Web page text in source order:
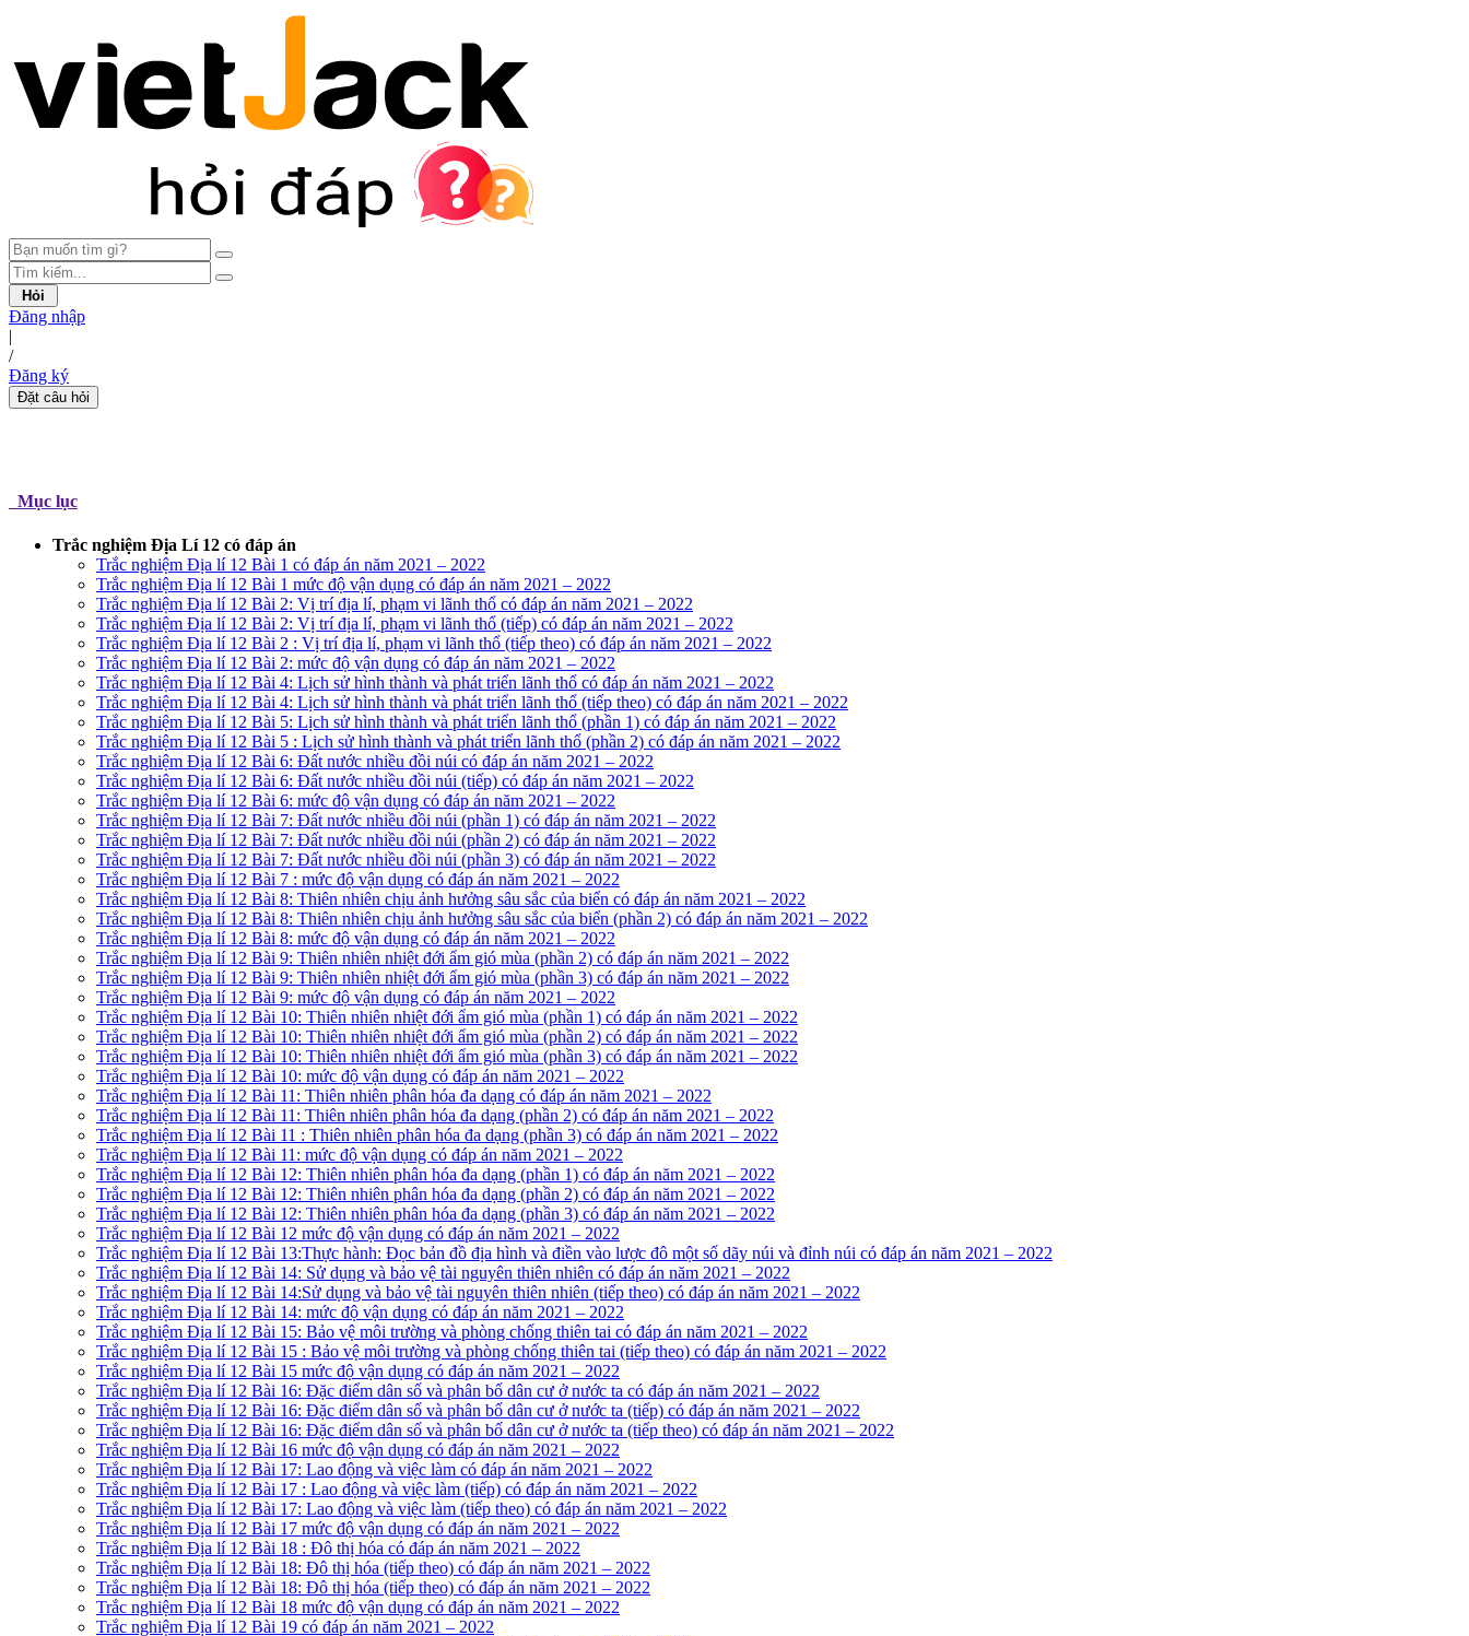
Hỏi
Đăng nhập
|
/
Đăng ký
Đặt câu hỏi
Mục lục
Trắc nghiệm Địa Lí 12 có đáp án
Trắc nghiệm Địa lí 12 Bài 1 có đáp án năm 2021 – 2022
Trắc nghiệm Địa lí 12 Bài 1 mức độ vận dụng có đáp án năm 2021 – 2022
Trắc nghiệm Địa lí 12 Bài 2: Vị trí địa lí, phạm vi lãnh thổ có đáp án năm 2021 – 2022
Trắc nghiệm Địa lí 12 Bài 2: Vị trí địa lí, phạm vi lãnh thổ (tiếp) có đáp án năm 2021 – 2022
Trắc nghiệm Địa lí 12 Bài 2 : Vị trí địa lí, phạm vi lãnh thổ (tiếp theo) có đáp án năm 2021 – 2022
Trắc nghiệm Địa lí 12 Bài 2: mức độ vận dụng có đáp án năm 2021 – 2022
Trắc nghiệm Địa lí 12 Bài 4: Lịch sử hình thành và phát triển lãnh thổ có đáp án năm 2021 – 2022
Trắc nghiệm Địa lí 12 Bài 4: Lịch sử hình thành và phát triển lãnh thổ (tiếp theo) có đáp án năm 2021 – 2022
Trắc nghiệm Địa lí 12 Bài 5: Lịch sử hình thành và phát triển lãnh thổ (phần 1) có đáp án năm 2021 – 2022
Trắc nghiệm Địa lí 12 Bài 5 : Lịch sử hình thành và phát triển lãnh thổ (phần 2) có đáp án năm 2021 – 2022
Trắc nghiệm Địa lí 12 Bài 6: Đất nước nhiều đồi núi có đáp án năm 2021 – 2022
Trắc nghiệm Địa lí 12 Bài 6: Đất nước nhiều đồi núi (tiếp) có đáp án năm 2021 – 2022
Trắc nghiệm Địa lí 12 Bài 6: mức độ vận dụng có đáp án năm 2021 – 2022
Trắc nghiệm Địa lí 12 Bài 7: Đất nước nhiều đồi núi (phần 1) có đáp án năm 2021 – 2022
Trắc nghiệm Địa lí 12 Bài 7: Đất nước nhiều đồi núi (phần 2) có đáp án năm 2021 – 2022
Trắc nghiệm Địa lí 12 Bài 7: Đất nước nhiều đồi núi (phần 3) có đáp án năm 2021 – 2022
Trắc nghiệm Địa lí 12 Bài 7 : mức độ vận dụng có đáp án năm 2021 – 2022
Trắc nghiệm Địa lí 12 Bài 8: Thiên nhiên chịu ảnh hưởng sâu sắc của biển có đáp án năm 2021 – 2022
Trắc nghiệm Địa lí 12 Bài 8: Thiên nhiên chịu ảnh hưởng sâu sắc của biển (phần 2) có đáp án năm 2021 – 2022
Trắc nghiệm Địa lí 12 Bài 8: mức độ vận dụng có đáp án năm 2021 – 2022
Trắc nghiệm Địa lí 12 Bài 9: Thiên nhiên nhiệt đới ẩm gió mùa (phần 2) có đáp án năm 2021 – 2022
Trắc nghiệm Địa lí 12 Bài 9: Thiên nhiên nhiệt đới ẩm gió mùa (phần 3) có đáp án năm 2021 – 2022
Trắc nghiệm Địa lí 12 Bài 9: mức độ vận dụng có đáp án năm 2021 – 2022
Trắc nghiệm Địa lí 12 Bài 10: Thiên nhiên nhiệt đới ẩm gió mùa (phần 1) có đáp án năm 2021 – 2022
Trắc nghiệm Địa lí 12 Bài 10: Thiên nhiên nhiệt đới ẩm gió mùa (phần 2) có đáp án năm 2021 – 2022
Trắc nghiệm Địa lí 12 Bài 10: Thiên nhiên nhiệt đới ẩm gió mùa (phần 3) có đáp án năm 2021 – 2022
Trắc nghiệm Địa lí 12 Bài 10: mức độ vận dụng có đáp án năm 2021 – 2022
Trắc nghiệm Địa lí 12 Bài 11: Thiên nhiên phân hóa đa dạng có đáp án năm 2021 – 2022
Trắc nghiệm Địa lí 12 Bài 11: Thiên nhiên phân hóa đa dạng (phần 2) có đáp án năm 2021 – 2022
Trắc nghiệm Địa lí 12 Bài 11 : Thiên nhiên phân hóa đa dạng (phần 3) có đáp án năm 2021 – 2022
Trắc nghiệm Địa lí 12 Bài 11: mức độ vận dụng có đáp án năm 2021 – 2022
Trắc nghiệm Địa lí 12 Bài 12: Thiên nhiên phân hóa đa dạng (phần 1) có đáp án năm 2021 – 2022
Trắc nghiệm Địa lí 12 Bài 12: Thiên nhiên phân hóa đa dạng (phần 2) có đáp án năm 2021 – 2022
Trắc nghiệm Địa lí 12 Bài 12: Thiên nhiên phân hóa đa dạng (phần 3) có đáp án năm 2021 – 2022
Trắc nghiệm Địa lí 12 Bài 12 mức độ vận dụng có đáp án năm 2021 – 2022
Trắc nghiệm Địa lí 12 Bài 13:Thực hành: Đọc bản đồ địa hình và điền vào lược đô một số dãy núi và đỉnh núi có đáp án năm 2021 – 2022
Trắc nghiệm Địa lí 12 Bài 14: Sử dụng và bảo vệ tài nguyên thiên nhiên có đáp án năm 2021 – 2022
Trắc nghiệm Địa lí 12 Bài 14:Sử dụng và bảo vệ tài nguyên thiên nhiên (tiếp theo) có đáp án năm 2021 – 2022
Trắc nghiệm Địa lí 12 Bài 14: mức độ vận dụng có đáp án năm 2021 – 2022
Trắc nghiệm Địa lí 12 Bài 15: Bảo vệ môi trường và phòng chống thiên tai có đáp án năm 2021 – 2022
Trắc nghiệm Địa lí 12 Bài 15 : Bảo vệ môi trường và phòng chống thiên tai (tiếp theo) có đáp án năm 2021 – 2022
Trắc nghiệm Địa lí 12 Bài 15 mức độ vận dụng có đáp án năm 2021 – 2022
Trắc nghiệm Địa lí 12 Bài 16: Đặc điểm dân số và phân bố dân cư ở nước ta có đáp án năm 2021 – 2022
Trắc nghiệm Địa lí 12 Bài 16: Đặc điểm dân số và phân bố dân cư ở nước ta (tiếp) có đáp án năm 2021 – 2022
Trắc nghiệm Địa lí 12 Bài 16: Đặc điểm dân số và phân bố dân cư ở nước ta (tiếp theo) có đáp án năm 2021 – 2022
Trắc nghiệm Địa lí 12 Bài 16 mức độ vận dụng có đáp án năm 2021 – 2022
Trắc nghiệm Địa lí 12 Bài 17: Lao động và việc làm có đáp án năm 2021 – 2022
Trắc nghiệm Địa lí 12 Bài 17 : Lao động và việc làm (tiếp) có đáp án năm 2021 – 2022
Trắc nghiệm Địa lí 12 Bài 17: Lao động và việc làm (tiếp theo) có đáp án năm 2021 – 2022
Trắc nghiệm Địa lí 12 Bài 17 mức độ vận dụng có đáp án năm 2021 – 2022
Trắc nghiệm Địa lí 12 Bài 18 : Đô thị hóa có đáp án năm 2021 – 2022
Trắc nghiệm Địa lí 12 Bài 18: Đô thị hóa (tiếp theo) có đáp án năm 2021 – 2022
Trắc nghiệm Địa lí 12 Bài 18: Đô thị hóa (tiếp theo) có đáp án năm 2021 – 2022
Trắc nghiệm Địa lí 12 Bài 18 mức độ vận dụng có đáp án năm 2021 – 2022
Trắc nghiệm Địa lí 12 Bài 19 có đáp án năm 2021 – 2022